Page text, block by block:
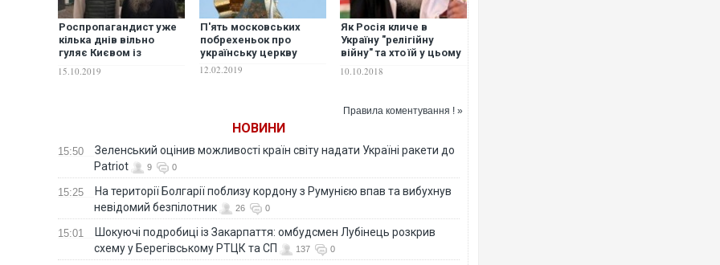
Роспропагандист уже
кілька днів вільно
гуляє Києвом із
ФОТО
15.10.2019
П'ять московських
побрехеньок про
українську церкву
12.02.2019
Як Росія кличе в
Україну "релігійну
війну" та хто їй у цьому
10.10.2018
Правила коментування ! »
НОВИНИ
15:50
Зеленський оцінив можливості країн світу надати Україні ракети до
Patriot
9 0
15:25
На території Болгарії поблизу кордону з Румунією впав та вибухнув
невідомий безпілотник
26 0
15:01
Шокуючі подробиці із Закарпаття: омбудсмен Лубінець розкрив
схему у Берегівському РТЦК та СП
137 0